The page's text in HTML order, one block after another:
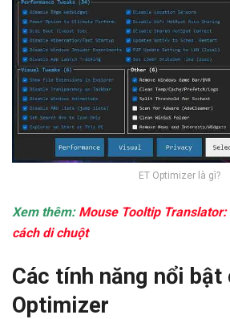
ET Optimizer là gì?
Xem thêm: Mouse Tooltip
cách di chuột
Các tính năng nổi bật
Optimizer